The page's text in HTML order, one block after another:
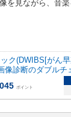
像を見ながら、音
ク(DWIBS[がん
像診断のダブルチ
ポイント